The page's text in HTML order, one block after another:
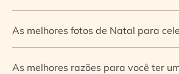
As melhores fotos de Natal para
As melhores razões para você ter